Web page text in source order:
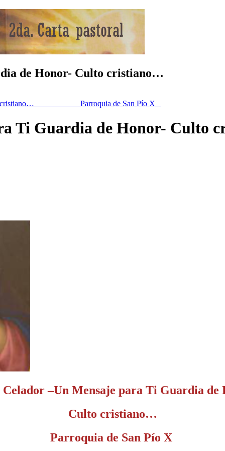
de Honor- Culto cristiano…
Culto cristiano… Parroquia de San Pío X
para Ti Guardia de
–Un Mensaje para Ti Guardia de
Culto cristiano…
de San Pío